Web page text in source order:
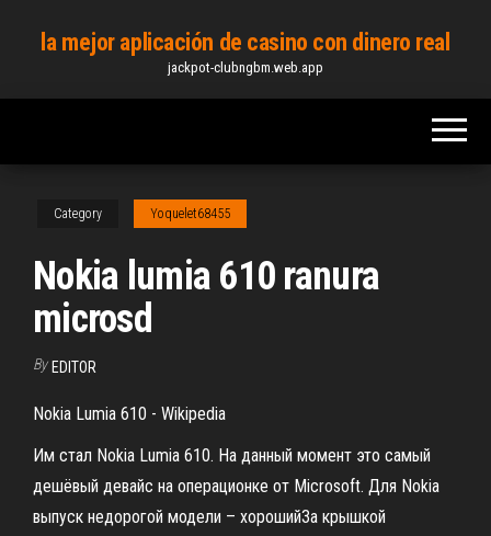
content
la mejor aplicación de casino con dinero real
jackpot-clubngbm.web.app
Category Yoquelet68455
Nokia lumia 610 ranura
microsd
By EDITOR
Nokia Lumia 610 - Wikipedia
Им стал Nokia Lumia 610. На данный момент это самый
дешёвый девайс на операционке от Microsoft. Для Nokia
выпуск недорогой модели – хорошийЗа крышкой